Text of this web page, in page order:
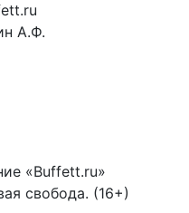
А.Ф.
«Buffett.ru»
свобода. (16+)